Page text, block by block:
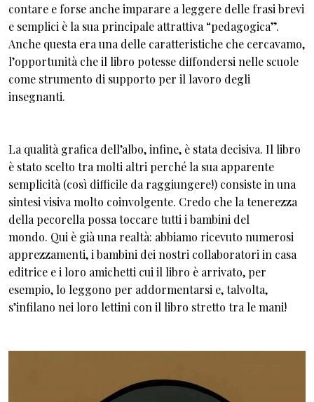
contare e forse anche imparare a leggere delle frasi brevi
e semplici è la sua principale attrattiva “pedagogica”.
Anche questa era una delle caratteristiche che cercavamo,
l’opportunità che il libro potesse diffondersi nelle scuole
come strumento di supporto per il lavoro degli
insegnanti.
La qualità grafica dell’albo, infine, è stata decisiva. Il libro
è stato scelto tra molti altri perché la sua apparente
semplicità (così difficile da raggiungere!) consiste in una
sintesi visiva molto coinvolgente. Credo che la tenerezza
della pecorella possa toccare tutti i bambini del
mondo. Qui è già una realtà: abbiamo ricevuto numerosi
apprezzamenti, i bambini dei nostri collaboratori in casa
editrice e i loro amichetti cui il libro è arrivato, per
esempio, lo leggono per addormentarsi e, talvolta,
s’infilano nei loro lettini con il libro stretto tra le mani!